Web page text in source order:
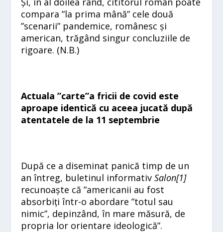
compara ”la prima mână” cele două
”scenarii” pandemice, românesc și
american, trăgând singur concluziile de
rigoare. (N.B.)
Actuala ”carte”a fricii de covid este
aproape identică cu aceea jucată după
atentatele de la 11 septembrie
După ce a diseminat panică timp de un
an întreg, buletinul informativSalon[1]
recunoaște că ”americanii au fost
absorbiți într-o abordare ”totul sau
nimic”, depinzând, în mare măsură, de
propria lor orientare ideologică”.